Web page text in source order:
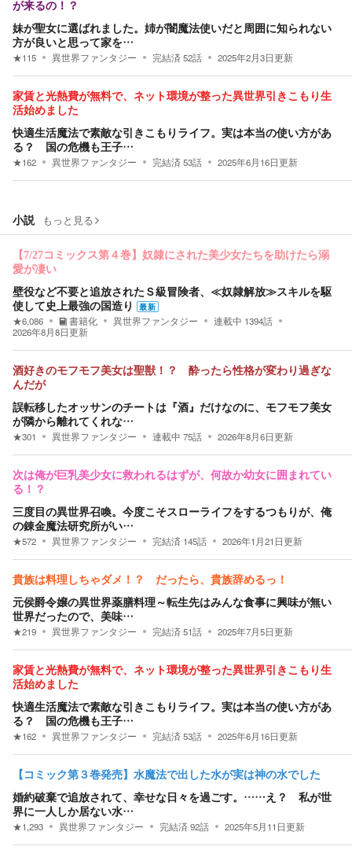
が来るの！？
妹が聖女に選ばれました。姉が闇魔法使いだと周囲に知られない
方が良いと思って家を…
★115 異世界ファンタジー 完結済52話 2025年2月3日更新
家賃と光熱費が無料で、ネット環境が整った異世界引きこもり生
活始めました
快適生活魔法で素敵な引きこもりライフ。実は本当の使い方があ
る？ 国の危機も王子…
★162 異世界ファンタジー 完結済53話 2025年6月16日更新
小説 もっと見る
【7/27コミックス第４巻】奴隷にされた美少女たちを助けたら溺
愛が凄い
壁役など不要と追放されたＳ級冒険者、≪奴隷解放≫スキルを駆
使して史上最強の国造り
最新
★6,086 書籍化 異世界ファンタジー 連載中 1394話
2026年8月8日更新
酒好きのモフモフ美女は聖獣！？ 酔ったら性格が変わり過ぎな
んだが
誤転移したオッサンのチートは『酒』だけなのに、モフモフ美女
が隣から離れてくれな…
★301 異世界ファンタジー 連載中 75話 2026年8月6日更新
次は俺が巨乳美少女に救われるはずが、何故か幼女に囲まれてい
る！？
三度目の異世界召喚。今度こそスローライフをするつもりが、俺
の錬金魔法研究所がい…
★572 異世界ファンタジー 完結済 145話 2026年1月21日更新
貴族は料理しちゃダメ！？ だったら、貴族辞めるっ！
元侯爵令嬢の異世界薬膳料理～転生先はみんな食事に興味が無い
世界だったので、美味…
★219 異世界ファンタジー 完結済51話 2025年7月5日更新
家賃と光熱費が無料で、ネット環境が整った異世界引きこもり生
活始めました
快適生活魔法で素敵な引きこもりライフ。実は本当の使い方があ
る？ 国の危機も王子…
★162 異世界ファンタジー 完結済53話 2025年6月16日更新
【コミック第３巻発売】水魔法で出した水が実は神の水でした
婚約破棄で追放されて、幸せな日々を過ごす。……え？ 私が世
界に一人しか居ない水…
★1,293 異世界ファンタジー 完結済92話 2025年5月11日更新